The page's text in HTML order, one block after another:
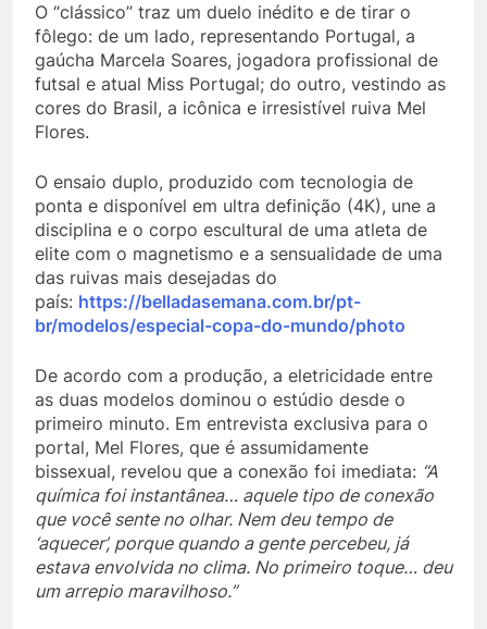
O “clássico” traz um duelo inédito e de tirar o
fôlego: de um lado, representando Portugal, a
gaúcha Marcela Soares, jogadora profissional de
futsal e atual Miss Portugal; do outro, vestindo as
cores do Brasil, a icônica e irresistível ruiva Mel
Flores.
O ensaio duplo, produzido com tecnologia de
ponta e disponível em ultra definição (4K), une a
disciplina e o corpo escultural de uma atleta de
elite com o magnetismo e a sensualidade de uma
das ruivas mais desejadas do
país: https://belladasemana.com.br/pt-
br/modelos/especial-copa-do-mundo/photo
De acordo com a produção, a eletricidade entre
as duas modelos dominou o estúdio desde o
primeiro minuto. Em entrevista exclusiva para o
portal, Mel Flores, que é assumidamente
bissexual, revelou que a conexão foi imediata: “A
química foi instantânea… aquele tipo de conexão
que você sente no olhar. Nem deu tempo de
‘aquecer’, porque quando a gente percebeu, já
estava envolvida no clima. No primeiro toque… deu
um arrepio maravilhoso.”